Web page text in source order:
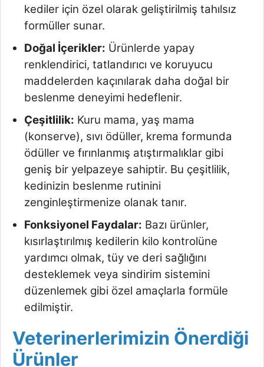
kediler için özel olarak geliştirilmiş tahılsız
formüller sunar.
Doğal İçerikler: Ürünlerde yapay
renklendirici, tatlandırıcı ve koruyucu
maddelerden kaçınılarak daha doğal bir
beslenme deneyimi hedeflenir.
Çeşitlilik: Kuru mama, yaş mama
(konserve), sıvı ödüller, krema formunda
ödüller ve fırınlanmış atıştırmalıklar gibi
geniş bir yelpazeye sahiptir. Bu çeşitlilik,
kedinizin beslenme rutinini
zenginleştirmenize olanak tanır.
Fonksiyonel Faydalar: Bazı ürünler,
kısırlaştırılmış kedilerin kilo kontrolüne
yardımcı olmak, tüy ve deri sağlığını
desteklemek veya sindirim sistemini
düzenlemek gibi özel amaçlarla formüle
edilmiştir.
Veterinerlerimizin Önerdiği
Ürünler